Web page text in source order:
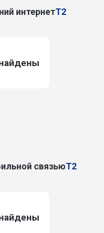
интернетT2
связьюT2